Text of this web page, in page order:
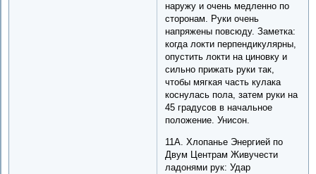
наружу и очень медленно по
сторонам. Руки очень
напряжены повсюду. Заметка:
когда локти перпендикулярны,
опустить локти на циновку и
сильно прижать руки так,
чтобы мягкая часть кулака
коснулась пола, затем руки на
45 градусов в начальное
положение. Унисон.
11A. Хлопанье Энергией по
Двум Центрам Живучести
ладонями рук: Удар